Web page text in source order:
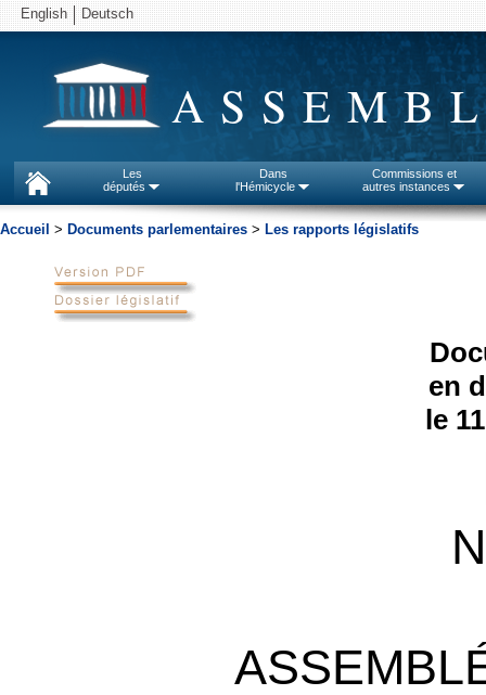
English Deutsch
Les
députés
Dans
l'Hémicycle
Commissions et
autres instances
Accueil > Documents parlementaires > Les rapports législatifs
en
le
N